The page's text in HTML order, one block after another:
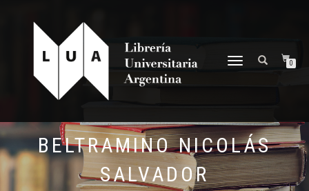
NAVEGACIÓN
0
BELTRAMINO NICOLÁS
SALVADOR